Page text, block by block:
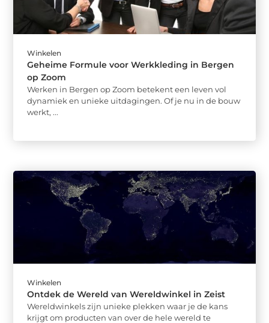
Winkelen
Geheime Formule voor Werkkleding in Bergen
op Zoom
Werken in Bergen op Zoom betekent een leven vol
dynamiek en unieke uitdagingen. Of je nu in de bouw
werkt, ...
Winkelen
Ontdek de Wereld van Wereldwinkel in Zeist
Wereldwinkels zijn unieke plekken waar je de kans
krijgt om producten van over de hele wereld te